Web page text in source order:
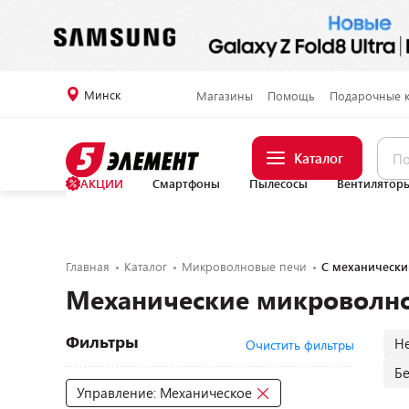
Минск Магазины Помощь Подарочные
Каталог
АКЦИИ Смартфоны Пылесосы
Главная Каталог Микроволновые печи С
Механические
Фильтры Очистить фильтры
Управление: Механическое